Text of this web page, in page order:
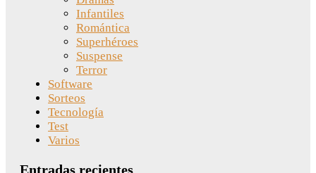
Infantiles
Romántica
Superhéroes
Suspense
Terror
Software
Sorteos
Tecnología
Test
Varios
Entradas recientes